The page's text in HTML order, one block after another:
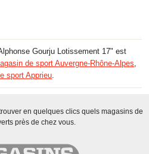
Gourju Lotissement 17" est
de sport Auvergne-Rhône-Alpes
sport Apprieu
en quelques clics quels magasins de
près de chez vous.